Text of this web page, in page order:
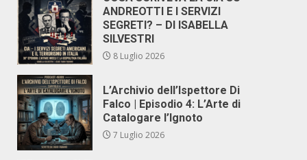
ANDREOTTI E I SERVIZI
SEGRETI? – DI ISABELLA
SILVESTRI
8 Luglio 2026
L’Archivio dell’Ispettore Di
Falco | Episodio 4: L’Arte di
Catalogare l’Ignoto
7 Luglio 2026